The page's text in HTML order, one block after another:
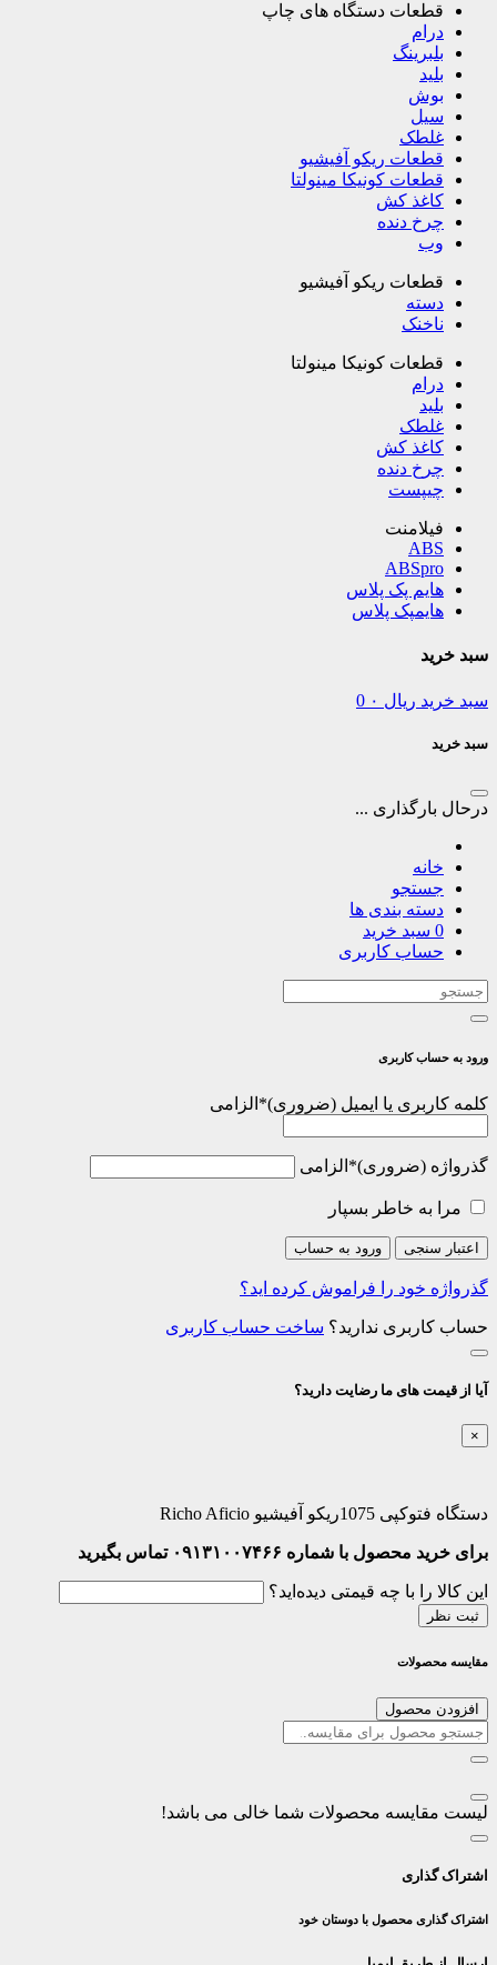
قطعات دستگاه های چاپ
درام
بلبرینگ
بلید
بوش
سیل
غلطک
قطعات ریکو آفیشیو
قطعات کونیکا مینولتا
کاغذ کش
چرخ دنده
وب
قطعات ریکو آفیشیو
دسته
ناخنک
قطعات کونیکا مینولتا
درام
بلید
غلطک
کاغذ کش
چرخ دنده
چیپست
فیلامنت
ABS
ABSpro
هایم پک پلاس
هایمپک پلاس
سبد خرید
سبد خرید ریال 0
سبد خرید
درحال بارگذاری ...
خانه
جستجو
دسته بندی ها
0 سبد خرید
حساب کاربری
ورود به حساب کاربری
کلمه کاربری یا ایمیل * الزامی
گذرواژه * الزامی
مرا به خاطر بسپار
اعتبار سنجی ورود به حساب
گذرواژه خود را فراموش کرده اید؟
حساب کاربری ندارید؟ ساخت حساب کاربری
آیا از قیمت های ما رضایت دارید؟
×
دستگاه فتوکپی 1075ریکو آفیشیو Richo Aficio
برای خرید محصول با شماره ۰۹۱۳۱۰۰۷۴۶۶ تماس بگیرید
این کالا را با چه قیمتی دیده‌اید؟
ثبت نظر
مقایسه محصولات
افزودن محصول
لیست مقایسه محصولات شما خالی می باشد!
اشتراک گذاری
اشتراک گذاری محصول با دوستان خود